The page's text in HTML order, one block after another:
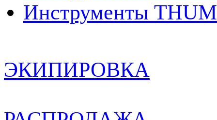
Инструменты
ЭКИПИРОВКА